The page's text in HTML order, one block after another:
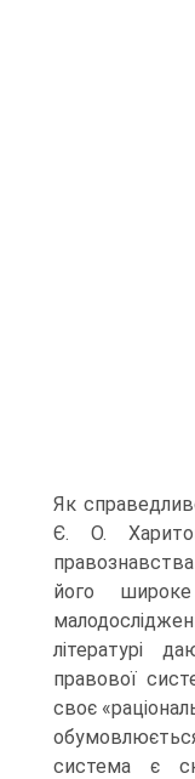
Як
Є. О.
його широке
літературі
правової
своє
система є